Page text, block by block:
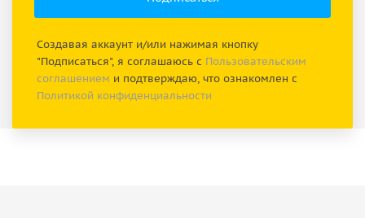
Создавая аккаунт и/или нажимая кнопку
"Подписаться", я соглашаюсь с Пользовательским
соглашением и подтверждаю, что ознакомлен с
Политикой конфиденциальности